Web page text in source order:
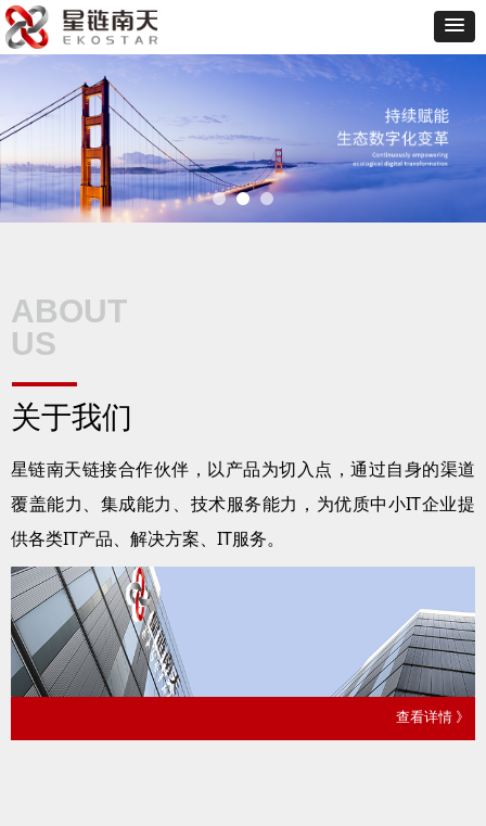
ABOUT
US
关于我们
星链南天链接合作伙伴，以产品为切入点，通过自身的渠道
覆盖能力、集成能力、技术服务能力，为优质中小IT企业提
供各类IT产品、解决方案、IT服务。
查看详情 》